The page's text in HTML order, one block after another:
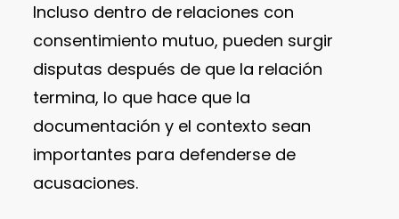
Incluso dentro de relaciones con
consentimiento mutuo, pueden surgir
disputas después de que la relación
termina, lo que hace que la
documentación y el contexto sean
importantes para defenderse de
acusaciones.